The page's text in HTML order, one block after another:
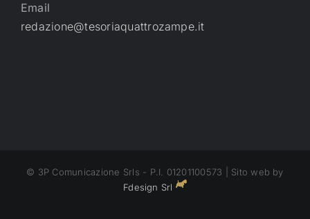
Email
redazione@tesoriaquattrozampe.it
© 3P Comunicazione Srls - P.I. 01201100573 | Sito web by
Fdesign Srl